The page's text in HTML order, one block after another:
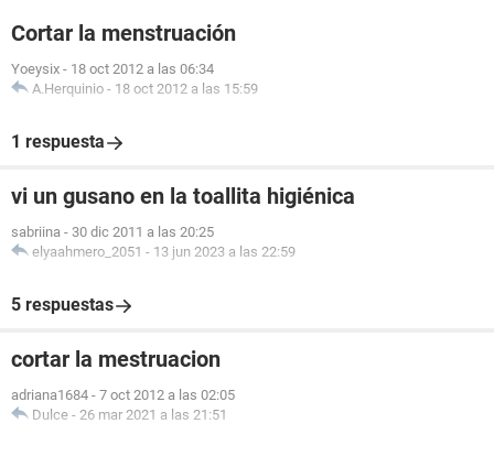
Cortar la menstruación
Yoeysix - 18 oct 2012 a las 06:34
A.Herquinio - 18 oct 2012 a las 15:59
1 respuesta
vi un gusano en la toallita higiénica
sabriina - 30 dic 2011 a las 20:25
elyaahmero_2051 - 13 jun 2023 a las 22:59
5 respuestas
cortar la mestruacion
adriana1684 - 7 oct 2012 a las 02:05
Dulce - 26 mar 2021 a las 21:51